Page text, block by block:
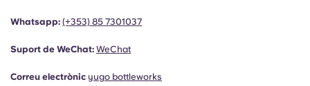
Whatsapp: (+353) 85 7301037
Suport de WeChat: WeChat
Correu electrònic yugo bottleworks